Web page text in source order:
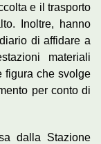
e il trasporto
Inoltre, hanno
di affidare a
materiali
figura che svolge
per conto di
dalla Stazione